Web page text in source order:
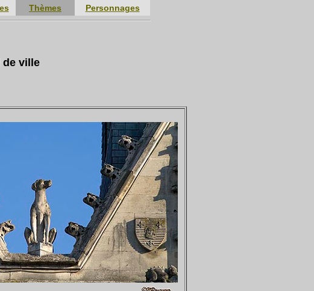
Thèmes Personnages
de ville